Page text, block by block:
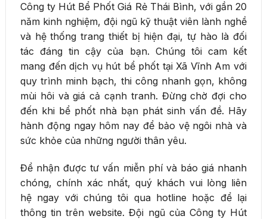
Công ty Hút Bể Phốt Giá Rẻ Thái Bình, với gần 20
năm kinh nghiệm, đội ngũ kỹ thuật viên lành nghề
và hệ thống trang thiết bị hiện đại, tự hào là đối
tác đáng tin cậy của bạn. Chúng tôi cam kết
mang đến dịch vụ hút bể phốt tại Xã Vĩnh Am với
quy trình minh bạch, thi công nhanh gọn, không
mùi hôi và giá cả cạnh tranh. Đừng chờ đợi cho
đến khi bể phốt nhà bạn phát sinh vấn đề. Hãy
hành động ngay hôm nay để bảo vệ ngôi nhà và
sức khỏe của những người thân yêu.
Để nhận được tư vấn miễn phí và báo giá nhanh
chóng, chính xác nhất, quý khách vui lòng liên
hệ ngay với chúng tôi qua hotline hoặc để lại
thông tin trên website. Đội ngũ của Công ty Hút